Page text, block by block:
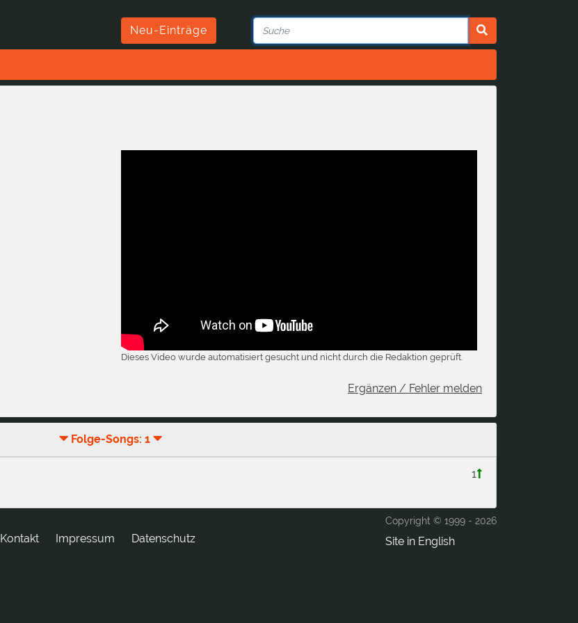
Neu-Einträge
Dieses Video wurde automatisiert gesucht und nicht durch die Redaktion geprüft.
Ergänzen / Fehler melden
Folge-Songs: 1
1
Copyright © 1999 - 2026
Site in English
tkatnoK Impressum Datenschutz